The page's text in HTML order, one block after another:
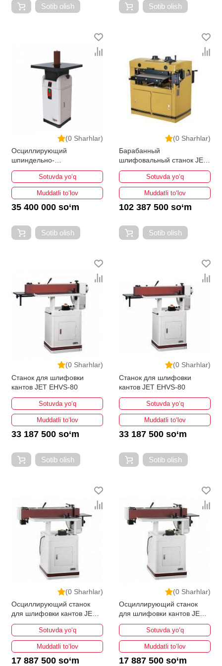
Sotib olish Sotib olish
(0 Sharhlar)
Осциллирующий
шпиндельно-
шлифовальный станок JET
JOSS-S
Sotuvda yo‘q
Muddatli to‘lov
35 400 000 so‘m
Sotib olish
(0 Sharhlar)
Барабанный
шлифовальный станок JET
Powermatic DDS-237
Sotuvda yo‘q
Muddatli to‘lov
102 387 500 so‘m
Sotib olish
(0 Sharhlar)
Станок для шлифовки
кантов JET EHVS-80
Sotuvda yo‘q
Muddatli to‘lov
33 187 500 so‘m
Sotib olish
(0 Sharhlar)
Станок для шлифовки
кантов JET EHVS-80
Sotuvda yo‘q
Muddatli to‘lov
33 187 500 so‘m
Sotib olish
(0 Sharhlar)
Осциллирующий станок
для шлифовки кантов JET
OES-80CS
Sotuvda yo‘q
Muddatli to‘lov
17 887 500 so‘m
(0 Sharhlar)
Осциллирующий станок
для шлифовки кантов JET
OES-80CS
Sotuvda yo‘q
Muddatli to‘lov
17 887 500 so‘m